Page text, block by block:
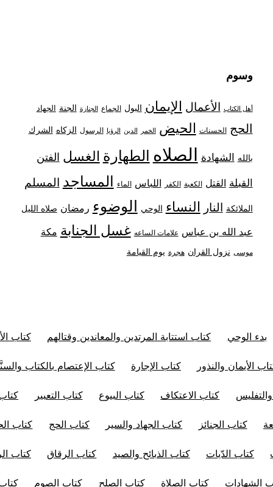
وسوم
أهل الكتاب الأعمال الإيمان البول الجماع الجنازة الجنة الجهاد
الحج الحسنات الحيض الخمر الدين الرؤيا الرسول الزكاه الشرك
بالله الشهادة الصلاه الطهارة الغسل الفتن
القبلة القتل الكعبة الكفر اللباس الماء المساجد المسلم
الملائكة النار النساء الوحي الوضوء رمضان صلاه الليل
عبد الله بن عباس علامات الساعه غسل الجنابة مكة
موسى نزول القران هجرة يوم القيامة
بدء الوحي كتاب استتابة المرتدين والمعاندين وقتالهم كتاب
الأيمان والنذور كتاب الإجارة كتاب الإعتصام بالكتاب
كتاب الاعتكاف كتاب البيوع كتاب التعبير
كتاب الجنائز كتاب الجهاد والسير كتاب الحج كتاب
كتاب الدّيات كتاب الذبائح والصيد كتاب الرقاق كتاب
الشهادات كتاب الصلاة كتاب الصلح كتاب الصوم